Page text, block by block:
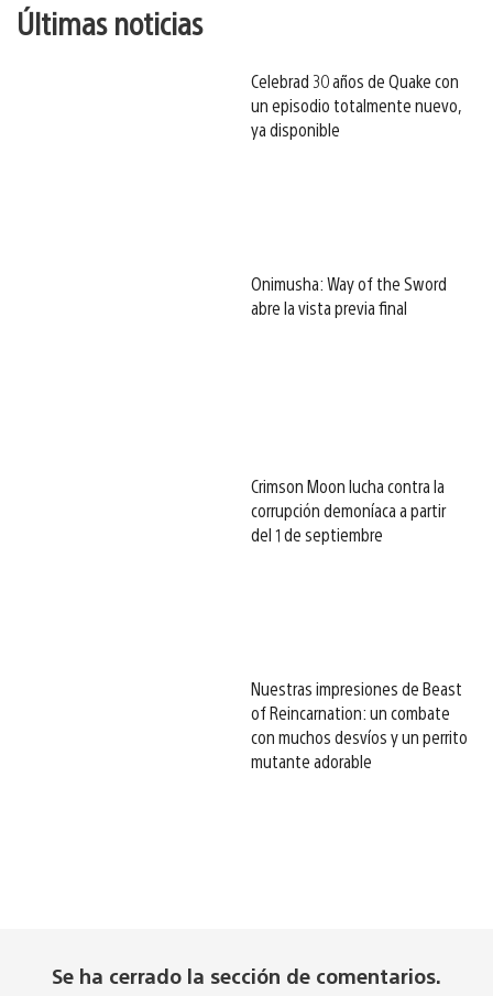
Últimas noticias
Celebrad 30 años de Quake con
un episodio totalmente nuevo,
ya disponible
Onimusha: Way of the Sword
abre la vista previa final
Crimson Moon lucha contra la
corrupción demoníaca a partir
del 1 de septiembre
Nuestras impresiones de Beast
of Reincarnation: un combate
con muchos desvíos y un perrito
mutante adorable
Se ha cerrado la sección de comentarios.